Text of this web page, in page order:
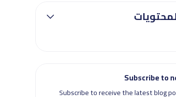
Subscribe to
Subscribe to receive the latest blog